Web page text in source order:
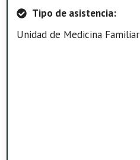
Tipo de asistencia:
Unidad de Medicina Familiar